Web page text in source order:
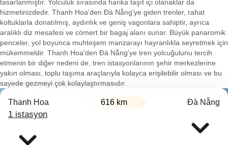
tasarlanmıştır. Yolculuk sırasında harika taşıt içi olanaklar da
hizmetinizdedir. Thanh Hoa'den Đà Nẵng'ye giden trenler, rahat
koltuklarla donatılmış, aydınlık ve geniş vagonlara sahiptir, ayrıca
aralıklı diz mesafesi ve cömert bir bagaj alanı sunar. Büyük panaromik
penceler, yol boyunca muhteşem manzarayı hayranlıkla seyretmek için
mükemmeldir. Thanh Hoa'den Đà Nẵng'ye tren yolcuğulunu tercih
etmenin bir diğer nedeni de, tren istasyonlarının şehir merkezlerine
yakın olması, toplu taşıma araçlarıyla kolayca erişilebilir olması ve bu
sayede gezmeyi çok kolaylaştırmasıdır.
Thanh Hoa 616 km Đà Nẵng
1 istasyon